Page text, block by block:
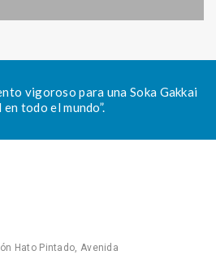
vigoroso para una Soka Gakkai
en todo el mundo”.
Hato Pintado, Avenida